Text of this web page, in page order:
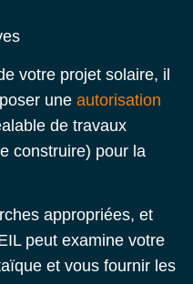
votre projet solaire, il
une autorisation
de travaux
construire) pour la
appropriées, et
peut examine votre
et vous fournir les